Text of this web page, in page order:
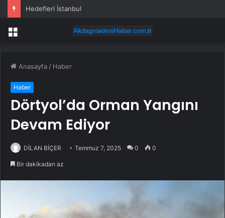
Hedefleri İstanbul
Menü
Anasayfa / Haber
Haber
Dörtyol’da Orman Yangını
Devam Ediyor
DİLAN BİÇER Temmuz 7, 2025 0 0
Bir dakikadan az